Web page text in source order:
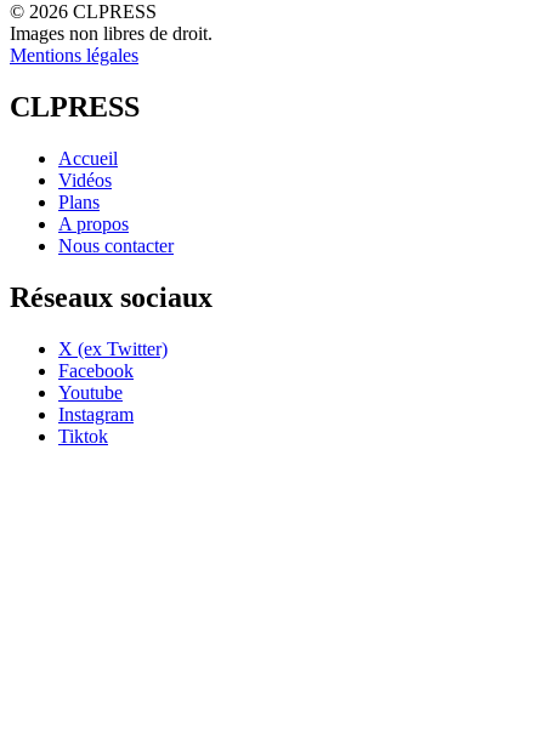
© 2026 CLPRESS
Images non libres de droit.
Mentions légales
CLPRESS
Accueil
Vidéos
Plans
A propos
Nous contacter
Réseaux sociaux
X (ex Twitter)
Facebook
Youtube
Instagram
Tiktok